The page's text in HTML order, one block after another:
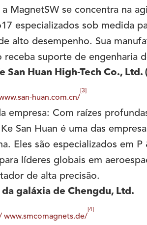
a MagnetSW se concentra na
especializados sob medida
alto desempenho. Sua
receba suporte de engenharia
San Huan High-Tech Co., Ltd.
huan.com.cn/
[3]
empresa: Com raízes
San Huan é uma das
Eles são especializados em
líderes globais em
de alta precisão.
da galáxia de Chengdu, Ltd.
www.smcomagnets.de/
[4]